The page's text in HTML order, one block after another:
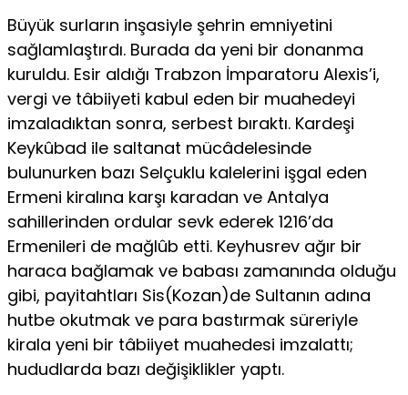
Büyük surların inşasiyle şehrin emniyetini
sağlamlaştırdı. Burada da yeni bir donanma
kuruldu. Esir aldığı Trabzon İmparatoru Alexis’i,
vergi ve tâbiiyeti kabul eden bir muahedeyi
imzaladıktan sonra, serbest bıraktı. Kardeşi
Keykûbad ile saltanat mücâdelesinde
bulunurken bazı Selçuklu kalelerini işgal eden
Ermeni kiralına karşı karadan ve Antalya
sahillerinden ordular sevk ederek 1216’da
Ermenileri de mağlûb etti. Keyhusrev ağır bir
haraca bağlamak ve babası zamanında olduğu
gibi, payitahtları Sis(Kozan)de Sultanın adına
hutbe okutmak ve para bastırmak süreriyle
kirala yeni bir tâbiiyet muahedesi imzalattı;
hududlarda bazı değişiklikler yaptı.